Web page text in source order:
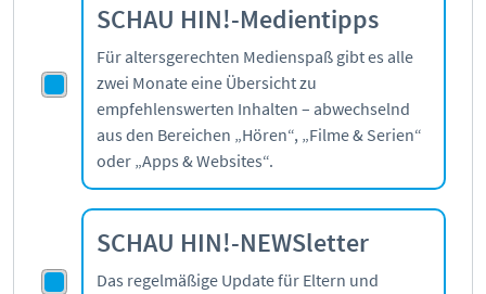
SCHAU HIN!-Medientipps
Für altersgerechten Medienspaß gibt es alle
zwei Monate eine Übersicht zu
empfehlenswerten Inhalten – abwechselnd
aus den Bereichen „Hören“, „Filme & Serien“
oder „Apps & Websites“.
SCHAU HIN!-NEWSletter
Das regelmäßige Update für Eltern und